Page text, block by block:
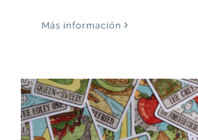
Más información